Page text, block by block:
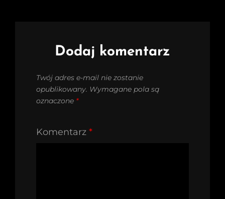
Dodaj komentarz
Twój adres e-mail nie zostanie
opublikowany. Wymagane pola są
oznaczone *
Komentarz *